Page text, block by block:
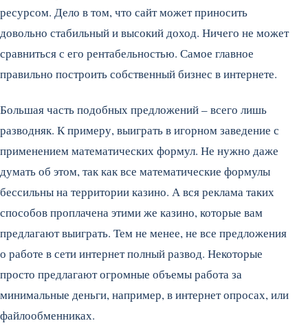
ресурсом. Дело в том, что сайт может приносить
довольно стабильный и высокий доход. Ничего не может
сравниться с его рентабельностью. Самое главное
правильно построить собственный бизнес в интернете.
Большая часть подобных предложений – всего лишь
разводняк. К примеру, выиграть в игорном заведение с
применением математических формул. Не нужно даже
думать об этом, так как все математические формулы
бессильны на территории казино. А вся реклама таких
способов проплачена этими же казино, которые вам
предлагают выиграть. Тем не менее, не все предложения
о работе в сети интернет полный развод. Некоторые
просто предлагают огромные объемы работа за
минимальные деньги, например, в интернет опросах, или
файлообменниках.